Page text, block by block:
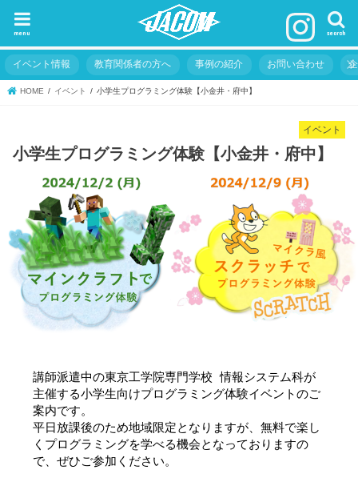
search
menu
イベント情報 教育関係者の方へ 事例の紹介 お問い合わせ
HOME イベント 小学生プログラミング体験【小金井・府中】
イベント
小学生プログラミング体験【小金井・府中】
講師派遣中の東京工学院専門学校 情報システム科が
主催する小学生向けプログラミング体験イベントのご
案内です。
平日放課後のため地域限定となりますが、無料で楽し
くプログラミングを学べる機会となっておりますの
で、ぜひご参加ください。